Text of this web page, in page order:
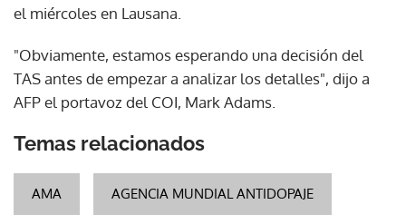
el miércoles en Lausana.
"Obviamente, estamos esperando una decisión del
TAS antes de empezar a analizar los detalles", dijo a
AFP el portavoz del COI, Mark Adams.
Temas relacionados
AMA AGENCIA MUNDIAL ANTIDOPAJE